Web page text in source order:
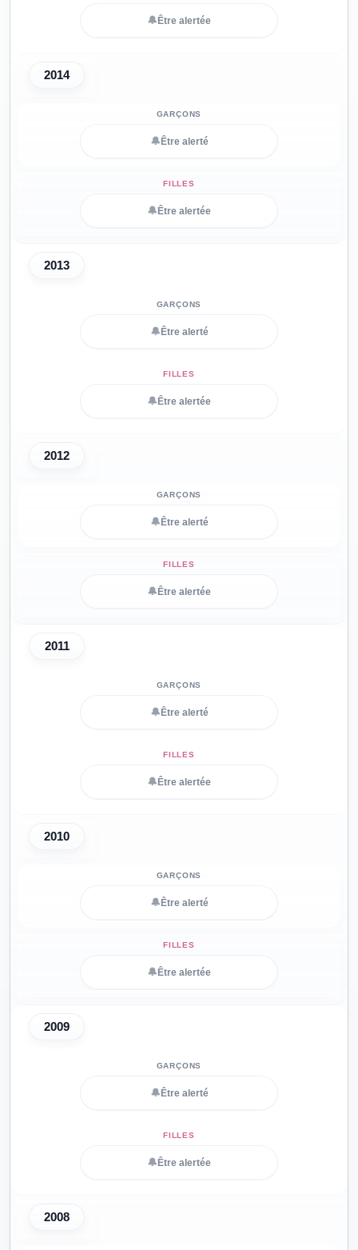
🔔 Être alertée
2014
🔔 Être alerté
🔔 Être alertée
2013
🔔 Être alerté
🔔 Être alertée
2012
🔔 Être alerté
🔔 Être alertée
2011
🔔 Être alerté
🔔 Être alertée
2010
🔔 Être alerté
🔔 Être alertée
2009
🔔 Être alerté
🔔 Être alertée
2008